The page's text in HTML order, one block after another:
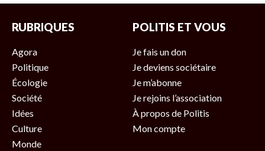
RUBRIQUES
Agora
Politique
Écologie
Société
Idées
Culture
Monde
POLITIS ET VOUS
Je fais un don
Je deviens sociétaire
Je m’abonne
Je rejoins l’association
À propos de Politis
Mon compte